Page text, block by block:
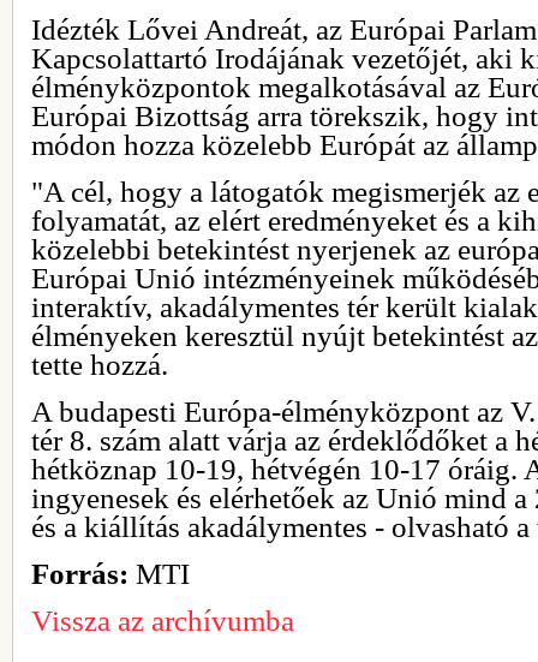
Idézték Lővei Andreát, az Európai
Kapcsolattartó Irodájának vezetőjét, aki
élményközpontok megalkotásával az
Európai Bizottság arra törekszik, hogy
módon hozza közelebb Európát az
"A cél, hogy a látogatók megismerjék az
folyamatát, az elért eredményeket és a
közelebbi betekintést nyerjenek az
Európai Unió intézményeinek
interaktív, akadálymentes tér került
élményeken keresztül nyújt betekintést
tette hozzá.
A budapesti Európa-élményközpont az
tér 8. szám alatt várja az érdeklődőket a
hétköznap 10-19, hétvégén 10-17 óráig.
ingyenesek és elérhetőek az Unió mind
és a kiállítás akadálymentes - olvasható
Forrás: MTI
Vissza az archívumba